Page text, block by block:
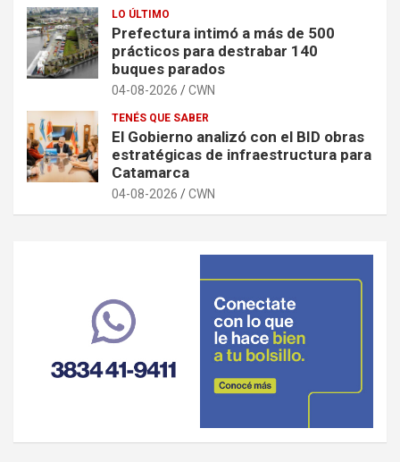
LO ÚLTIMO
Prefectura intimó a más de 500
prácticos para destrabar 140
buques parados
04-08-2026 CWN
TENÉS QUE SABER
El Gobierno analizó con el BID obras
estratégicas de infraestructura para
Catamarca
04-08-2026 CWN